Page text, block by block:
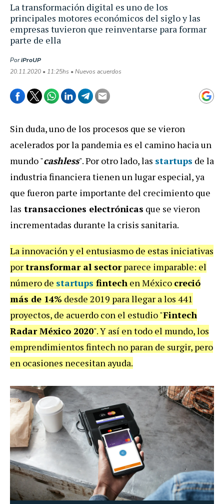
La transformación digital es uno de los
principales motores económicos del siglo y las
empresas tuvieron que reinventarse para formar
parte de ella
PoriProUP
20.11.2020 • 11:25hs • Nuevos acuerdos
Sin duda, uno de los procesos que se vieron
acelerados por la pandemia es el camino hacia un
mundo "cashless". Por otro lado, las startups de la
industria financiera tienen un lugar especial, ya
que fueron parte importante del crecimiento que
las transacciones electrónicas que se vieron
incrementadas durante la crisis sanitaria.
La innovación y el entusiasmo de estas iniciativas
portransformar al sectorparece imparable: el
número de startups fintech en México creció
más de 14% desde 2019 para llegar a los 441
proyectos, de acuerdo con el estudio "Fintech
Radar México 2020". Y así en todo el mundo, los
emprendimientos fintech no paran de surgir, pero
en ocasiones necesitan ayuda.